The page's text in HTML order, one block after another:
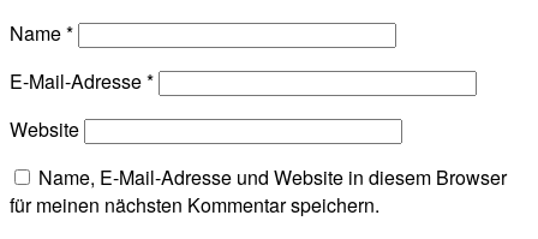
Name*
E-Mail-Adresse*
Website
Name, E-Mail-Adresse und Website in diesem Browser
für meinen nächsten Kommentar speichern.